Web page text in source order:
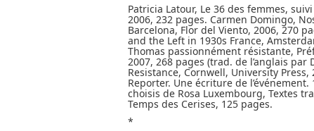
Patricia Latour, Le 36 des femmes,
2006, 232 pages. Carmen Domingo,
Barcelona, Flor del Viento, 2006, 270
and the Left in 1930s France,
Thomas passionnément résistante,
2007, 268 pages (trad. de l’anglais
Resistance, Cornwell, University
Reporter. Une écriture de
choisis de Rosa Luxembourg, Textes
Temps des Cerises, 125 pages.
*